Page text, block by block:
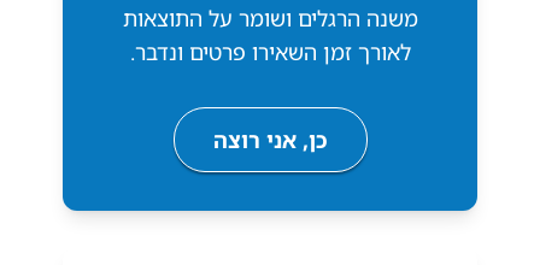
משנה הרגלים ושומר על התוצאות
לאורך זמן השאירו פרטים ונדבר.
כן, אני רוצה